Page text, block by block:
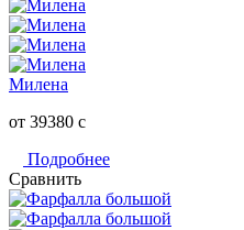
Милена
от 39380 c
Подробнее
Сравнить